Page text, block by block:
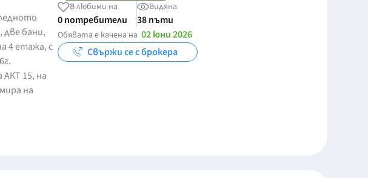
две бани,
4 етажа, с
15, на
на
В любими на
0 потребители
Видяна
38 пъти
Обявата е качена на 02 юни 2026
Свържи се с брокера